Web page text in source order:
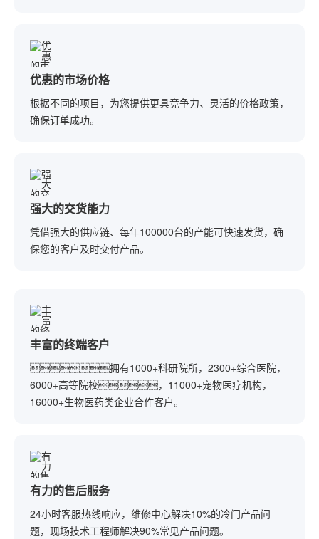
优惠的市场价格
根据不同的项目，为您提供更具竞争力、灵活的价格政策，
确保订单成功。
强大的交货能力
凭借强大的供应链、每年100000台的产能可快速发货，确
保您的客户及时交付产品。
丰富的终端客户
拥有1000+科研院所，2300+综合医院，
6000+高等院校，11000+宠物医疗机构，
16000+生物医药类企业合作客户。
有力的售后服务
24小时客服热线响应，维修中心解决10%的冷门产品问
题，现场技术工程师解决90%常见产品问题。